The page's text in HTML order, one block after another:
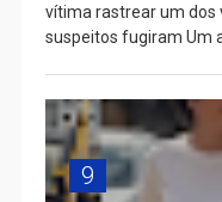
vítima rastrear um dos
suspeitos fugiram Um
9